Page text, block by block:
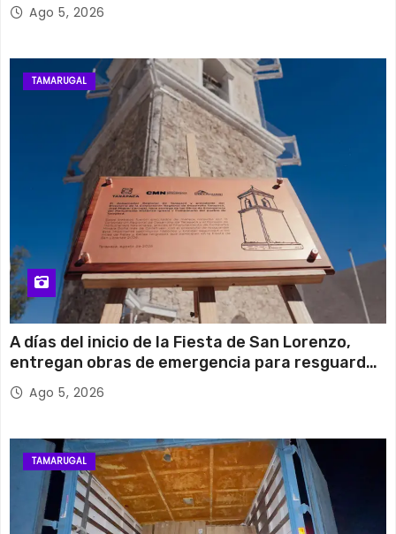
Ago 5, 2026
TAMARUGAL
A días del inicio de la Fiesta de San Lorenzo,
entregan obras de emergencia para resguardar
su histórico campanario
Ago 5, 2026
TAMARUGAL